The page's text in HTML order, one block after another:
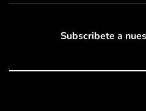
Subscribete a